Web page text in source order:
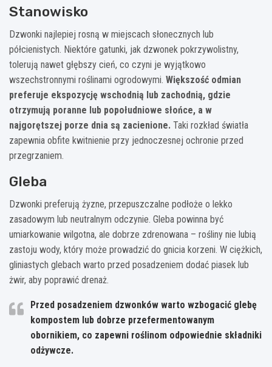
Stanowisko
Dzwonki najlepiej rosną w miejscach słonecznych lub
półcienistych. Niektóre gatunki, jak dzwonek pokrzywolistny,
tolerują nawet głębszy cień, co czyni je wyjątkowo
wszechstronnymi roślinami ogrodowymi. Większość odmian
preferuje ekspozycję wschodnią lub zachodnią, gdzie
otrzymują poranne lub popołudniowe słońce, a w
najgorętszej porze dnia są zacienione. Taki rozkład światła
zapewnia obfite kwitnienie przy jednoczesnej ochronie przed
przegrzaniem.
Gleba
Dzwonki preferują żyzne, przepuszczalne podłoże o lekko
zasadowym lub neutralnym odczynie. Gleba powinna być
umiarkowanie wilgotna, ale dobrze zdrenowana – rośliny nie lubią
zastoju wody, który może prowadzić do gnicia korzeni. W ciężkich,
gliniastych glebach warto przed posadzeniem dodać piasek lub
żwir, aby poprawić drenaż.
Przed posadzeniem dzwonków warto wzbogacić glebę
kompostem lub dobrze przefermentowanym
obornikiem, co zapewni roślinom odpowiednie składniki
odżywcze.